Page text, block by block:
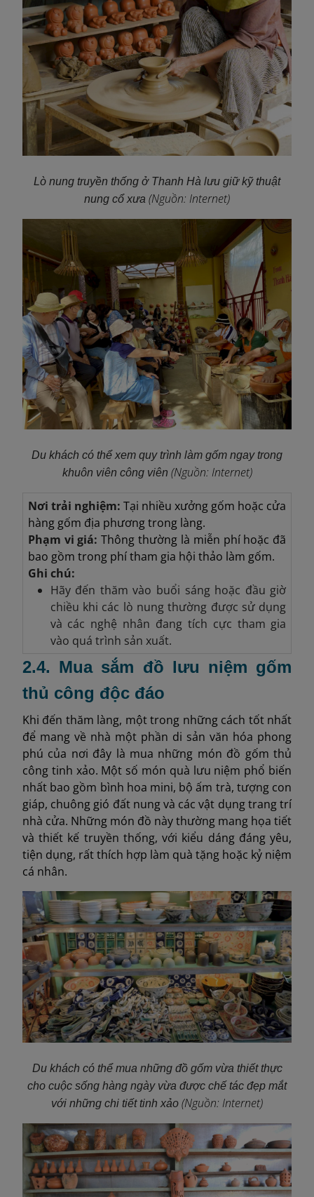
Lò nung truyền thống ở Thanh Hà lưu giữ kỹ thuật
nung cổ xưa (Nguồn: Internet)
Du khách có thể xem quy trình làm gốm ngay trong
khuôn viên công viên (Nguồn: Internet)
Nơi trải nghiệm: Tại nhiều xưởng gốm hoặc cửa
hàng gốm địa phương trong làng.
Phạm vi giá:Thông thường là miễn phí hoặc đã
bao gồm trong phí tham gia hội thảo làm gốm.
Ghi chú:
Hãy đến thăm vào buổi sáng hoặc đầu giờ
chiều khi các lò nung thường được sử dụng
và các nghệ nhân đang tích cực tham gia
vào quá trình sản xuất.
2.4. Mua sắm đồ lưu niệm gốm
thủ công độc đáo
Khi đến thăm làng, một trong những cách tốt nhất
để mang về nhà một phần di sản văn hóa phong
phú của nơi đây là mua những món đồ gốm thủ
công tinh xảo. Một số món quà lưu niệm phổ biến
nhất bao gồm bình hoa mini, bộ ấm trà, tượng con
giáp, chuông gió đất nung và các vật dụng trang trí
nhà cửa. Những món đồ này thường mang họa tiết
và thiết kế truyền thống, với kiểu dáng đáng yêu,
tiện dụng, rất thích hợp làm quà tặng hoặc kỷ niệm
cá nhân.
Du khách có thể mua những đồ gốm vừa thiết thực
cho cuộc sống hàng ngày vừa được chế tác đẹp mắt
với những chi tiết tinh xảo (Nguồn: Internet)